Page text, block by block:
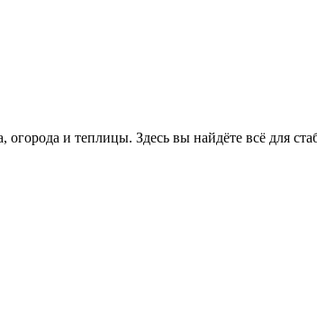
и теплицы. Здесь вы найдёте всё для